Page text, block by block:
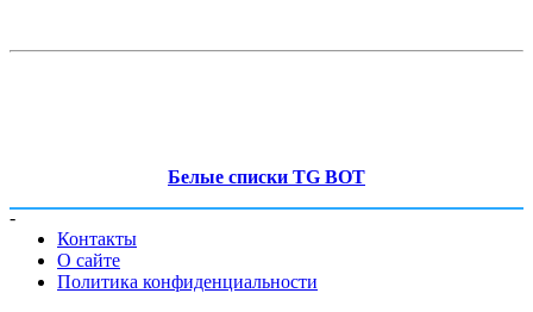
Белые списки TG BOT
-
Контакты
О сайте
Политика конфиденциальности